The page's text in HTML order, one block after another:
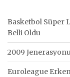
Basketbol Süper
Belli Oldu
2009
Euroleague